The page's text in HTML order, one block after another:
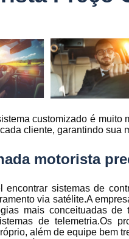
Controle de
Controle
Sistema de
Empresa
customizado é muito
cliente, garantindo sua
motorista
encontrar sistemas de
via satélite.A
mais conceituadas de
de telemetria.Os
além de equipe bem